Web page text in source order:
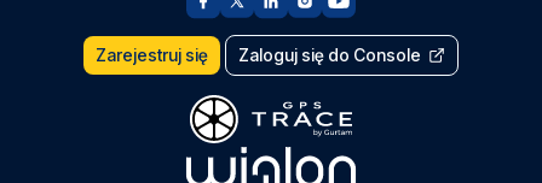
Zarejestruj się Zaloguj się do Console